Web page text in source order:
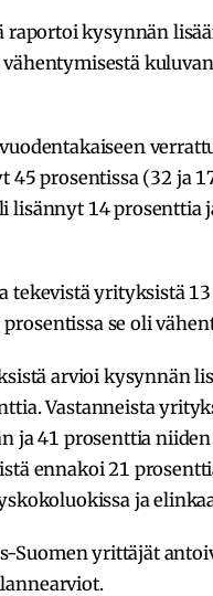
kysynnän
prosentissa (32 ja
lisännyt 14 prosenttia
tekevistä yrityksistä
se oli
arvioi kysynnän
Vastanneista
ja 41 prosenttia
ennakoi 21
ja
Suomen yrittäjät